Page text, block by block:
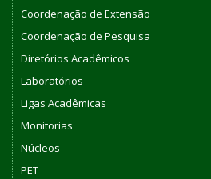
Coordenação de Extensão
Coordenação de Pesquisa
Diretórios Acadêmicos
Laboratórios
Ligas Acadêmicas
Monitorias
Núcleos
PET